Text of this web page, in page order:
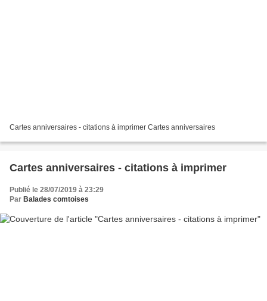
Cartes anniversaires - citations à imprimer Cartes anniversaires
Cartes anniversaires - citations à imprimer
Publié le 28/07/2019 à 23:29
Par Balades comtoises